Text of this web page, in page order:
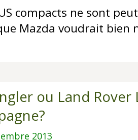
compacts ne sont
Mazda voudrait bien
ou Land
2013